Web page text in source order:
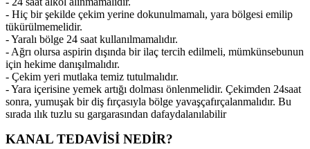
- Hiç bir şekilde çekim yerine dokunulmamalı, yara bölgesi emilip
tükürülmemelidir.
- Yaralı bölge 24 saat kullanılmamalıdır.
- Ağrı olursa aspirin dışında bir ilaç tercih edilmeli, mümkünsebunun
için hekime danışılmalıdır.
- Çekim yeri mutlaka temiz tutulmalıdır.
- Yara içerisine yemek artığı dolması önlenmelidir. Çekimden 24saat
sonra, yumuşak bir diş fırçasıyla bölge yavaşçafırçalanmalıdır. Bu
sırada ılık tuzlu su gargarasından dafaydalanılabilir
KANAL TEDAVİSİ NEDİR?